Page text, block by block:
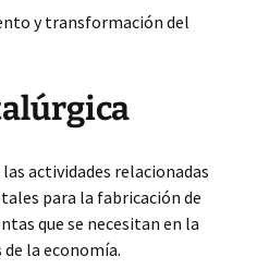
y transformación del
actividades relacionadas
para la fabricación de
que se necesitan en la
la economía.